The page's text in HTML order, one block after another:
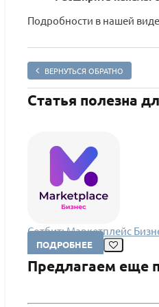
Подробности в нашей
ВЕРНУТЬСЯ ОБРАТНО
Статья полезна
Сотбит: Маркетплейс
ПОДРОБНЕЕ
Предлагаем еще